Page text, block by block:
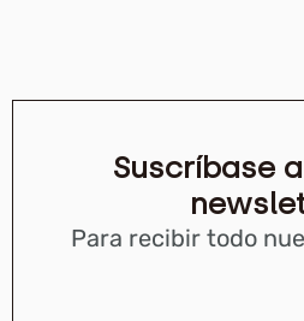
Suscríbase
Para recibir todo